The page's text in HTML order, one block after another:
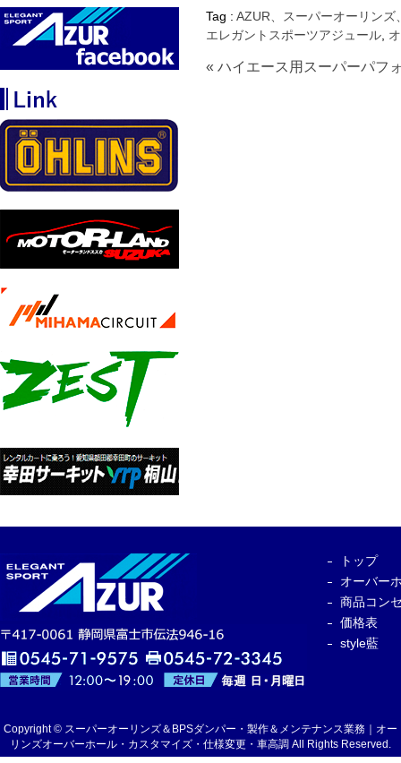
Tag : AZUR、スーパーオーリンズ
エレガントスポーツアジュール
« ハイエース用スーパーパフ
トップ
オーバー
商品コン
価格表
style藍
Copyright © スーパーオーリンズ＆BPSダンパー・製作＆メンテナンス業務｜オー
リンズオーバーホール・カスタマイズ・仕様変更・車高調 All Rights Reserved.